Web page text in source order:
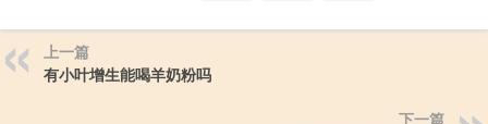
上一篇
有小叶增生能喝羊奶粉吗
下一篇